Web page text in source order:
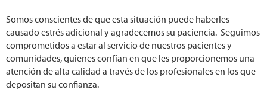
Somos conscientes de que esta situación puede haberles
causado estrés adicional y agradecemos su paciencia. Seguimos
comprometidos a estar al servicio de nuestros pacientes y
comunidades, quienes confían en que les proporcionemos una
atención de alta calidad a través de los profesionales en los que
depositan su confianza.